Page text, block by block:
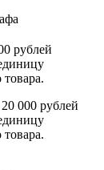
рублей
000 рублей